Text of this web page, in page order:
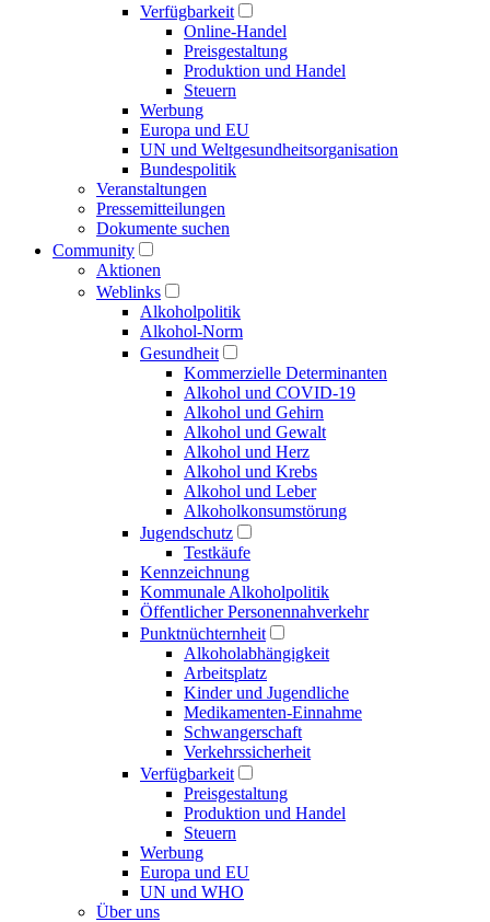
Verfügbarkeit
Online-Handel
Preisgestaltung
Produktion und Handel
Steuern
Werbung
Europa und EU
UN und Welt­gesundheits­organisation
Bundespolitik
Veranstaltungen
Presse­mitteilungen
Dokumente suchen
Community
Aktionen
Weblinks
Alkoholpolitik
Alkohol-Norm
Gesundheit
Kommerzielle Determinanten
Alkohol und COVID-19
Alkohol und Gehirn
Alkohol und Gewalt
Alkohol und Herz
Alkohol und Krebs
Alkohol und Leber
Alkoholkonsumstörung
Jugendschutz
Testkäufe
Kennzeichnung
Kommunale Alkoholpolitik
Öffentlicher Personennahverkehr
Punktnüchternheit
Alkoholabhängigkeit
Arbeitsplatz
Kinder und Jugendliche
Medikamenten-Einnahme
Schwangerschaft
Verkehrssicherheit
Verfügbarkeit
Preisgestaltung
Produktion und Handel
Steuern
Werbung
Europa und EU
UN und WHO
Über uns